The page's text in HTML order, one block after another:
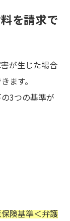
を請求で
が生じた場合
ます。
3つの基準が
険基準＜弁護